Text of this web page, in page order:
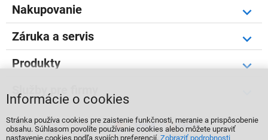
Nakupovanie
Záruka a servis
Produkty
Služby pre firmy
  
Informácie o cookies
Stránka používa cookies pre zaistenie funkčnosti, meranie a prispôsobenie
obsahu. Súhlasom povolíte používanie cookies alebo môžete upraviť
nastavenie cookies podľa svojích preferencií. Zobraziť podrobnosti